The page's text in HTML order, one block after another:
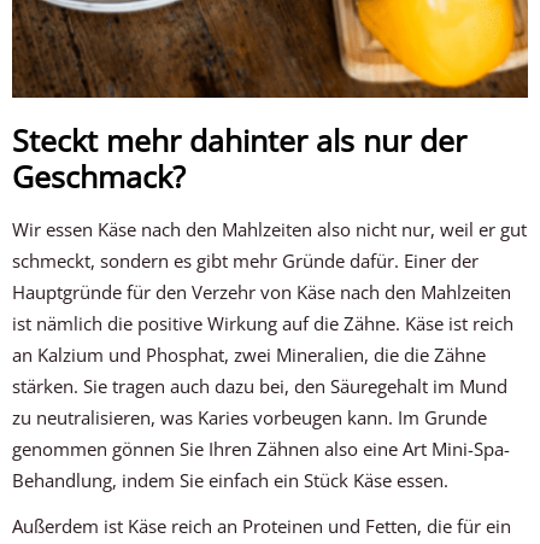
Steckt mehr dahinter als nur der
Geschmack?
Wir essen Käse nach den Mahlzeiten also nicht nur, weil er gut
schmeckt, sondern es gibt mehr Gründe dafür. Einer der
Hauptgründe für den Verzehr von Käse nach den Mahlzeiten
ist nämlich die positive Wirkung auf die Zähne. Käse ist reich
an Kalzium und Phosphat, zwei Mineralien, die die Zähne
stärken. Sie tragen auch dazu bei, den Säuregehalt im Mund
zu neutralisieren, was Karies vorbeugen kann. Im Grunde
genommen gönnen Sie Ihren Zähnen also eine Art Mini-Spa-
Behandlung, indem Sie einfach ein Stück Käse essen.
Außerdem ist Käse reich an Proteinen und Fetten, die für ein